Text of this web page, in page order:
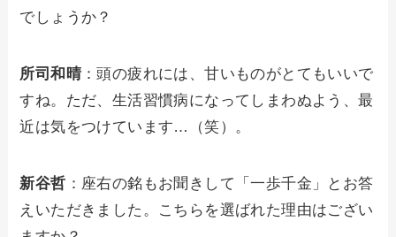
でしょうか？
所司和晴 ：頭の疲れには、甘いものがとてもいいで
すね。ただ、生活習慣病になってしまわぬよう、最
近は気をつけています…（笑）。
新谷哲 ：座右の銘もお聞きして「一歩千金」とお答
えいただきました。こちらを選ばれた理由はござい